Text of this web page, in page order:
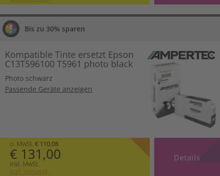
Bis zu 30% sparen
Kompatible Tinte ersetzt Epson
C13T596100 T5961 photo black
Photo schwarz
Passende Geräte anzeigen
o. MwSt. € 110,08
€ 131,00
inkl. MwSt.
zzgl. Versand
Details